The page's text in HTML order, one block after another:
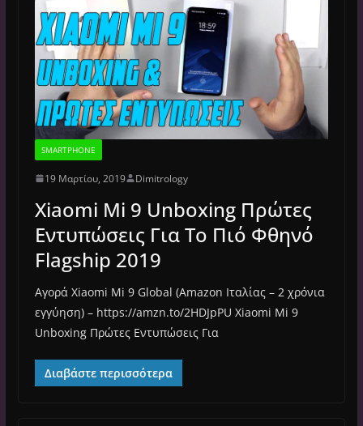
SMARTPHONE
19 Μαρτίου, 2019 Dimitrology
Xiaomi Mi 9 Unboxing Πρώτες
Εντυπώσεις Για Το Πιό Φθηνό
Flagship 2019
Αγορά Xiaomi Mi 9 Global (Amazon Ιταλίας – 2 χρόνια
εγγύηση) – https://amzn.to/2HDJpPU Xiaomi Mi 9
Unboxing Πρώτες Εντυπώσεις Για
Διαβάστε περισσότερα